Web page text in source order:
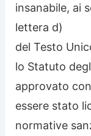
insanabile, ai
lettera d)
del Testo
lo Statuto
approvato
essere stato
normative